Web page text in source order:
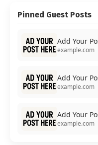
Pinned Guest Posts
Add Your
example.com
Add Your
example.com
Add Your
example.com